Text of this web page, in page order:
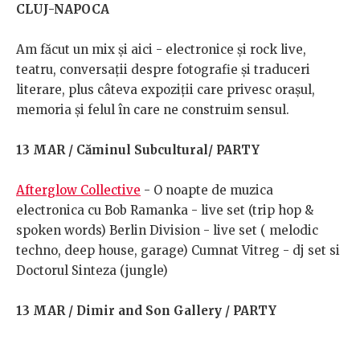
CLUJ-NAPOCA
Am făcut un mix și aici - electronice și rock live,
teatru, conversații despre fotografie și traduceri
literare, plus câteva expoziții care privesc orașul,
memoria și felul în care ne construim sensul.
13 MAR / Căminul Subcultural/ PARTY
Afterglow Collective - O noapte de muzica
electronica cu Bob Ramanka - live set (trip hop &
spoken words) Berlin Division - live set ( melodic
techno, deep house, garage) Cumnat Vitreg - dj set si
Doctorul Sinteza (jungle)
13 MAR / Dimir and Son Gallery / PARTY